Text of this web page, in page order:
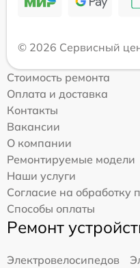
© 2026 Сервисный
Стоимость ремонта
Оплата и доставка
Контакты
Вакансии
О компании
Ремонтируемые модели
Наши услуги
Согласие на
Способы оплаты
Ремонт
Электровелосипедов